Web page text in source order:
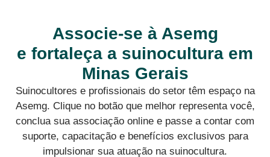
Associe-se à Asemg
e fortaleça a suinocultura em
Minas Gerais
Suinocultores e profissionais do setor têm espaço na
Asemg. Clique no botão que melhor representa você,
conclua sua associação online e passe a contar com
suporte, capacitação e benefícios exclusivos para
impulsionar sua atuação na suinocultura.